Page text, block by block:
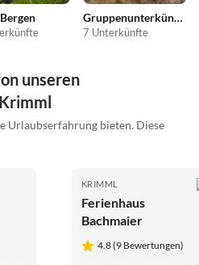
Gruppenunterkünfte
7 Unterkünfte
unseren
Urlaubserfahrung bieten. Diese
KRIMML
Ferienhaus
Bachmaier
4.8 (9 Bewertungen)